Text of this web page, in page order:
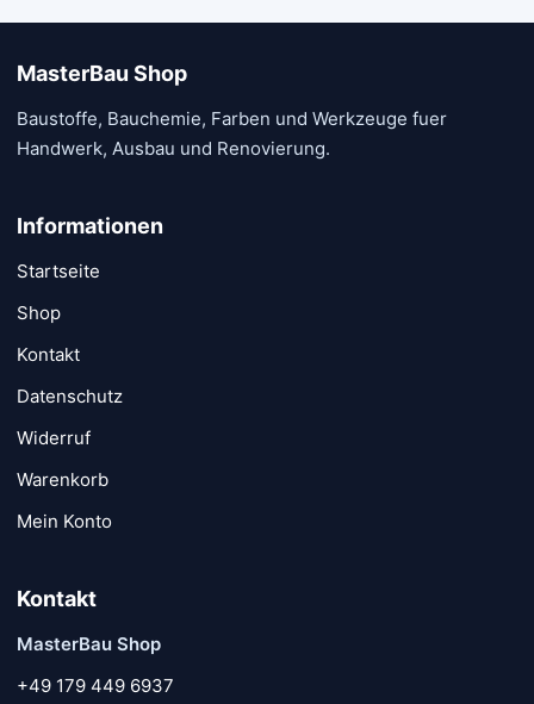
MasterBau Shop
Baustoffe, Bauchemie, Farben und Werkzeuge fuer
Handwerk, Ausbau und Renovierung.
Informationen
Startseite
Shop
Kontakt
Datenschutz
Widerruf
Warenkorb
Mein Konto
Kontakt
MasterBau Shop
+49 179 449 6937